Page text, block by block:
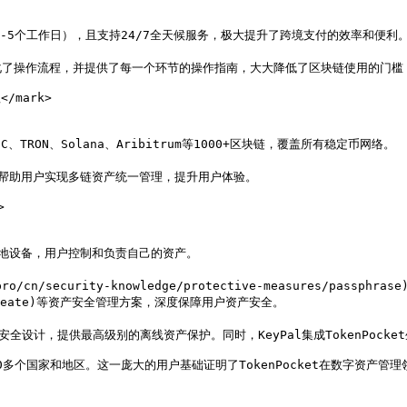
mark>
安全管理方案，深度保障用户资产安全。
国家和地区。这一庞大的用户基础证明了TokenPocket在数字资产管理